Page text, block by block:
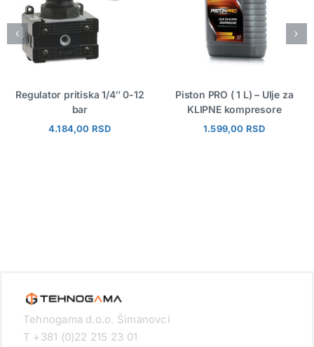
Regulator pritiska 1/4″ 0-12
bar
4.184,00 RSD
Piston PRO ( 1 L) – Ulje za
KLIPNE kompresore
1.599,00 RSD
Tehnogama d.o.o. Šimanovci
T +381 (0)22 215 23 01